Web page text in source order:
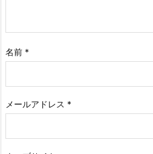
名前 *
メールアドレス *